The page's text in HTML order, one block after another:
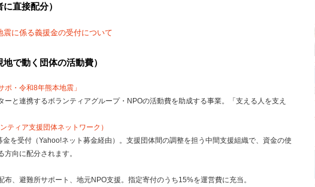
直接配分）
震に係る義援金の受付について
で動く団体の活動費）
・令和8年熊本地震」
ーと連携するボランティアグループ・NPOの活動費を助成する事業。「支える人を支え
ティア支援団体ネットワーク）
を受付（Yahoo!ネット募金経由）。支援団体間の調整を担う中間支援組織で、資金の使
向に配分されます。
布、避難所サポート、地元NPO支援。指定寄付のうち15%を運営費に充当。